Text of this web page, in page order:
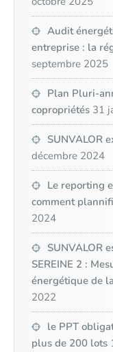
Audit
entreprise : la
septembre 2025
Plan Pluri-
copropriétés 31
SUNVALOR
décembre 2024
Le reporting
comment
2024
SUNVALOR
SEREINE 2 :
énergétique de
2022
le PPT
plus de 200 lots